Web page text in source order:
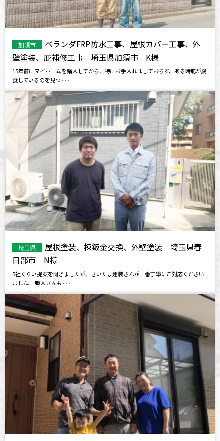
加須市
ベランダFRP防水工事、屋根カバー工事、外
壁塗装、庇補修工事 埼玉県加須市 K様
15年前にマイホームを購入してから、特にお手入れはしておらず、ある時庇が腐
食しているのを見つ･･･
埼玉県
屋根塗装、棟鈑金交換、外壁塗装 埼玉県春
日部市 N様
5社くらい提案を聞きましたが、さいたま建装さんが一番丁寧にご対応ください
ました。 職人さんも･･･